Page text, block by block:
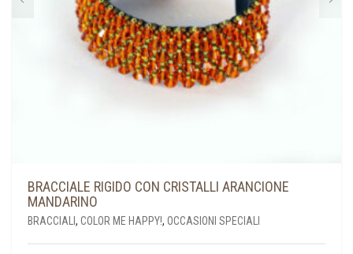
BRACCIALE RIGIDO CON CRISTALLI ARANCIONE
MANDARINO
BRACCIALI , COLOR ME HAPPY!, OCCASIONI SPECIALI